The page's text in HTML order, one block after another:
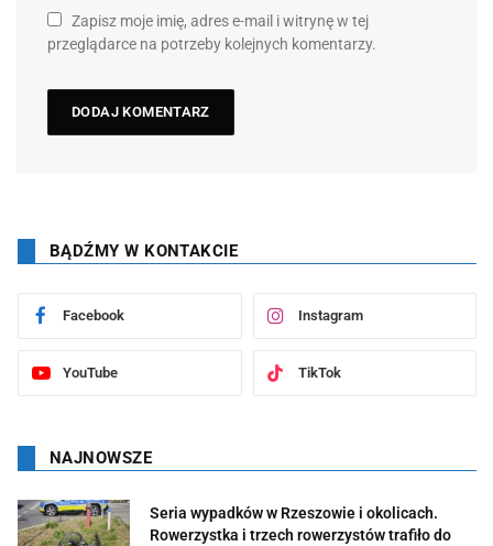
Zapisz moje imię, adres e-mail i witrynę w tej
przeglądarce na potrzeby kolejnych komentarzy.
BĄDŹMY W KONTAKCIE
Facebook Instagram
YouTube TikTok
NAJNOWSZE
Seria wypadków w Rzeszowie i okolicach.
Rowerzystka i trzech rowerzystów trafiło do